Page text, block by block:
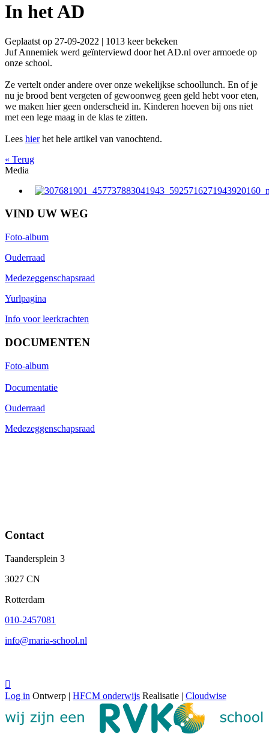
In het AD
Geplaatst op 27-09-2022 | 1013 keer bekeken
Juf Annemiek werd geïnterviewd door het AD.nl over armoede op
onze school.
Ze vertelt onder andere over onze wekelijkse schoollunch. En of je
nu je brood bent vergeten of gewoonweg geen geld hebt voor eten,
we maken hier geen onderscheid in. Kinderen hoeven bij ons niet
met een lege maag in de klas te zitten.
Lees hierhet hele artikel van vanochtend.
« Terug
Media
VIND UW WEG
Foto-album
Ouderraad
Medezeggenschapsraad
Yurlpagina
Info voor leerkrachten
DOCUMENTEN
Foto-album
Documentatie
Ouderraad
Medezeggenschapsraad
Contact
Taandersplein 3
3027 CN
Rotterdam
010-2457081
info@maria-school.nl

Log in Ontwerp | HFCM onderwijs Realisatie | Cloudwise